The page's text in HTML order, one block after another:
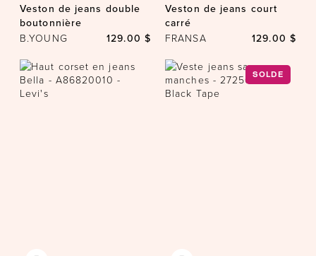
Veston de jeans double
boutonnière
B.YOUNG 129.00 $
Veston de jeans court
carré
FRANSA 129.00 $
SOLDE